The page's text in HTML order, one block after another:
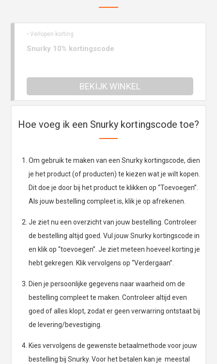
• Verlopen korting
Snurky 10% kortingscode
BEKIJK WINKEL
Hoe voeg ik een Snurky kortingscode toe?
Om gebruik te maken van een Snurky kortingscode, dien
je het product (of producten) te kiezen wat je wilt kopen.
Dit doe je door bij het product te klikken op “Toevoegen”.
Als jouw bestelling compleet is, klik je op afrekenen.
Je ziet nu een overzicht van jouw bestelling. Controleer
de bestelling altijd goed. Vul jouw Snurky kortingscode in
en klik op “toevoegen”. Je ziet meteen hoeveel korting je
hebt gekregen. Klik vervolgens op “Verdergaan”.
Dien je persoonlijke gegevens naar waarheid om de
bestelling compleet te maken. Controleer altijd even
goed of alles klopt, zodat er geen verwarring ontstaat bij
de levering/bevestiging.
Kies vervolgens de gewenste betaalmethode voor jouw
bestelling bij Snurky. Voor het betalen kan je meestal